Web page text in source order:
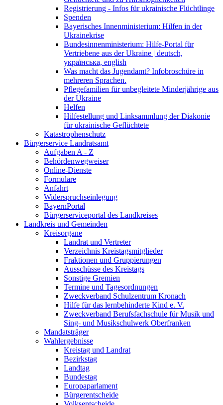
Registrierung - Infos für ukrainische Flüchtlinge
Spenden
Bayerisches Innenministerium: Hilfen in der
Ukrainekrise
Bundesinnenministerium: Hilfe-Portal für
Vertriebene aus der Ukraine | deutsch,
українська, english
Was macht das Jugendamt? Infobroschüre in
mehreren Sprachen.
Pflegefamilien für unbegleitete Minderjährige aus
der Ukraine
Helfen
Hilfestellung und Linksammlung der Diakonie
für ukrainische Geflüchtete
Katastrophenschutz
Bürgerservice Landratsamt
Aufgaben A - Z
Behördenwegweiser
Online-Dienste
Formulare
Anfahrt
Widerspruchseinlegung
BayernPortal
Bürgerserviceportal des Landkreises
Landkreis und Gemeinden
Kreisorgane
Landrat und Vertreter
Verzeichnis Kreistagsmitglieder
Fraktionen und Gruppierungen
Ausschüsse des Kreistags
Sonstige Gremien
Termine und Tagesordnungen
Zweckverband Schulzentrum Kronach
Hilfe für das lernbehinderte Kind e. V.
Zweckverband Berufsfachschule für Musik und
Sing- und Musikschulwerk Oberfranken
Mandatsträger
Wahlergebnisse
Kreistag und Landrat
Bezirkstag
Landtag
Bundestag
Europaparlament
Bürgerentscheide